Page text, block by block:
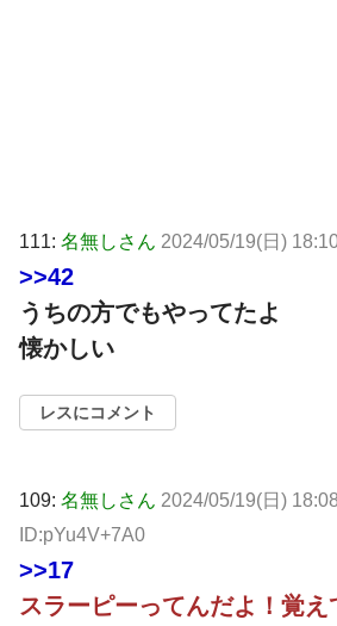
111: 名無しさん 2024/05/19(日)
>>42
うちの方でもやってたよ
懐かしい
レスにコメント
109: 名無しさん 2024/05/19(日)
ID:pYu4V+7A0
>>17
スラーピーってんだよ！覚え